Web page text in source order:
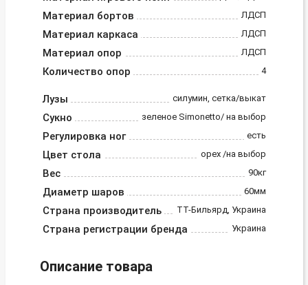
Материал бортов ЛДСП
Материал каркаса ЛДСП
Материал опор ЛДСП
Количество опор 4
Лузы силумин, сетка/выкат
Сукно зеленое Simonetto/ на выбор
Регулировка ног есть
Цвет стола орех /на выбор
Вес 90кг
Диаметр шаров 60мм
Страна производитель ТТ-Бильярд, Украина
Страна регистрации бренда Украина
Описание товара